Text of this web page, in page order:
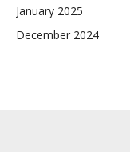
January 2025
December 2024